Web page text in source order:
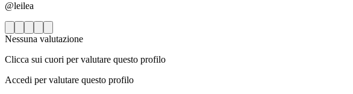
@leilea
Nessuna valutazione
Clicca sui cuori per valutare questo profilo
Accedi per valutare questo profilo